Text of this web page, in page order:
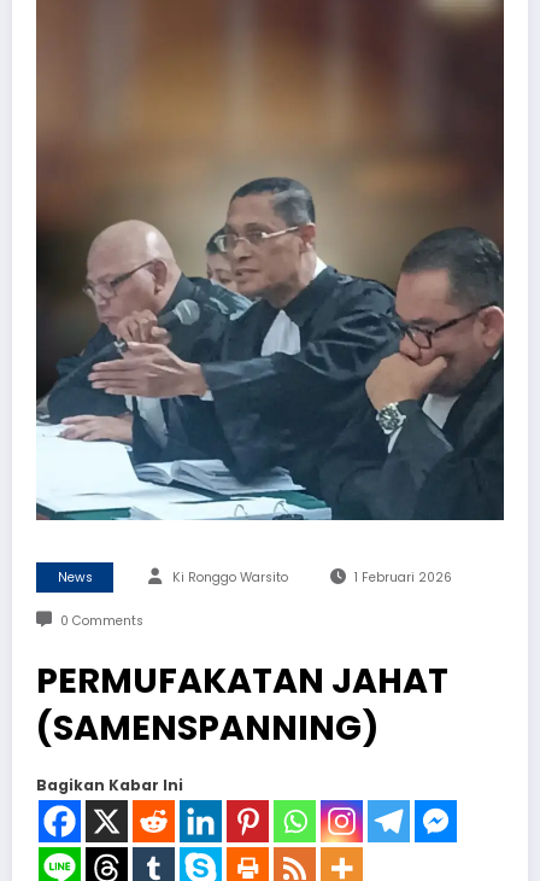
News Ki Ronggo Warsito 1 Februari 2026
0 Comments
PERMUFAKATAN JAHAT
(SAMENSPANNING)
Bagikan Kabar Ini